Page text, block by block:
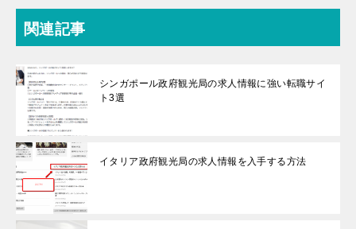
関連記事
シンガポール政府観光局の求人情報に強い転職サイ
ト3選
イタリア政府観光局の求人情報を入手する方法